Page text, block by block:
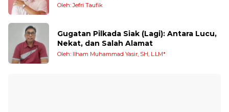
Oleh: Jefri Taufik
Gugatan Pilkada Siak (Lagi): Antara Lucu,
Nekat, dan Salah Alamat
Oleh: Ilham Muhammad Yasir, SH, L.LM*